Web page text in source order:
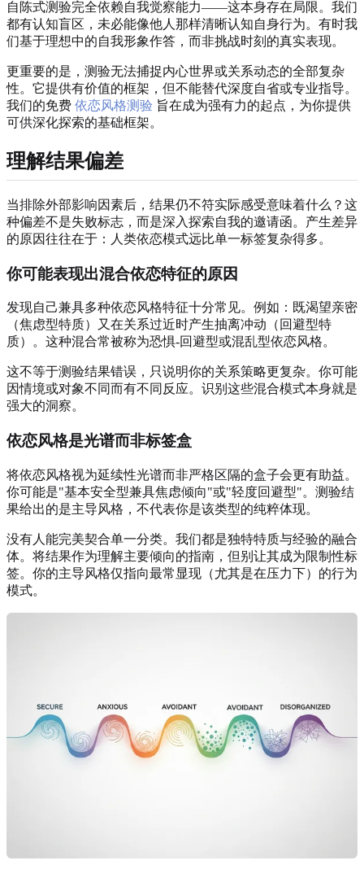
自陈式测验完全依赖自我觉察能力——这本身存在局限。我们
都有认知盲区，未必能像他人那样清晰认知自身行为。有时我
们基于理想中的自我形象作答，而非挑战时刻的真实表现。
更重要的是，测验无法捕捉内心世界或关系动态的全部复杂
性。它提供有价值的框架，但不能替代深度自省或专业指导。
我们的免费 依恋风格测验 旨在成为强有力的起点，为你提供
可供深化探索的基础框架。
理解结果偏差
当排除外部影响因素后，结果仍不符实际感受意味着什么？这
种偏差不是失败标志，而是深入探索自我的邀请函。产生差异
的原因往往在于：人类依恋模式远比单一标签复杂得多。
你可能表现出混合依恋特征的原因
发现自己兼具多种依恋风格特征十分常见。例如：既渴望亲密
（焦虑型特质）又在关系过近时产生抽离冲动（回避型特
质）。这种混合常被称为恐惧-回避型或混乱型依恋风格。
这不等于测验结果错误，只说明你的关系策略更复杂。你可能
因情境或对象不同而有不同反应。识别这些混合模式本身就是
强大的洞察。
依恋风格是光谱而非标签盒
将依恋风格视为延续性光谱而非严格区隔的盒子会更有助益。
你可能是"基本安全型兼具焦虑倾向"或"轻度回避型"。测验结
果给出的是主导风格，不代表你是该类型的纯粹体现。
没有人能完美契合单一分类。我们都是独特特质与经验的融合
体。将结果作为理解主要倾向的指南，但别让其成为限制性标
签。你的主导风格仅指向最常显现（尤其是在压力下）的行为
模式。